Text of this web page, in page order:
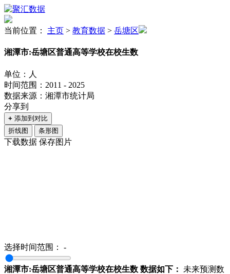
当前位置： 主页 > 教育数据 > 岳塘区
湘潭市:岳塘区普通高等学校在校生数
单位：人
时间范围：2011 - 2025
数据来源：湘潭市统计局
分享到
+ 添加到对比
折线图
条形图
下载数据 保存图片
选择时间范围： -
湘潭市:岳塘区普通高等学校在校生数 数据如下：
未来预测数